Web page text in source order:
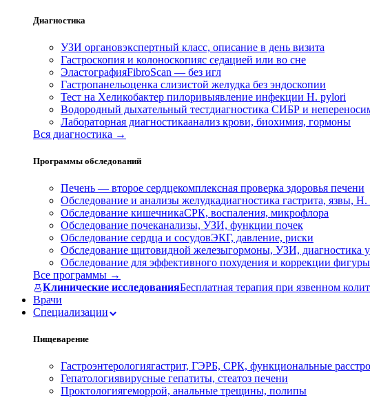
Диагностика
УЗИ органовэкспертный класс, описание в день визита
Гастроскопия и колоноскопияс седацией или во сне
ЭластографияFibroScan — без игл
Гастропанельоценка слизистой желудка без эндоскопии
Тест на Хеликобактер пилоривыявление инфекции H. pylori
Водородный дыхательный тестдиагностика СИБР и
Лабораторная диагностикаанализ крови, биохимия, гормоны
Вся диагностика →
Программы обследований
Печень — второе сердцекомплексная проверка здоровья печени
Обследование и анализы желудкадиагностика гастрита, язвы,
Обследование кишечникаСРК, воспаления, микрофлора
Обследование почеканализы, УЗИ, функции почек
Обследование сердца и сосудовЭКГ, давление, риски
Обследование щитовидной железыгормоны, УЗИ, диагностика
Обследование для эффективного похудения и коррекции фигуры
Все программы →
Клинические исследованияБесплатная терапия при язвенном
Врачи
Специализации
Пищеварение
Гастроэнтерологиягастрит, ГЭРБ, СРК, функциональные
Гепатологиявирусные гепатиты, стеатоз печени
Проктологиягеморрой, анальные трещины, полипы